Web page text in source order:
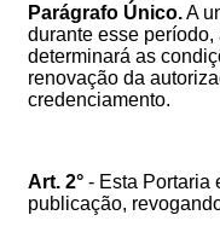
Parágrafo Único.A
durante esse
determinará as
renovação da
credenciamento.
Art. 2° - Esta Portaria
publicação,